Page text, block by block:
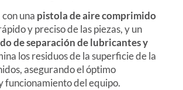
una pistola de aire comprimido
y preciso de las piezas, y un
de separación de lubricantes y
los residuos de la superficie de la
asegurando el óptimo
funcionamiento del equipo.